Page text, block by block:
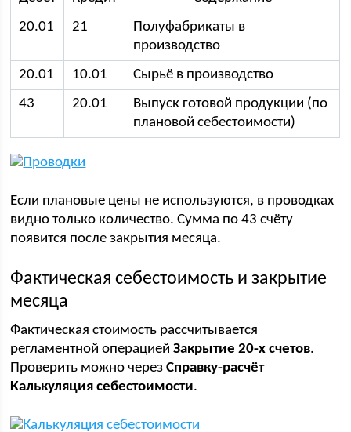
20.01
21
Полуфабрикаты в
производство
20.01
10.01
Сырьё в производство
43
20.01
Выпуск готовой продукции (по
плановой себестоимости)
Если плановые цены не используются, в проводках
видно только количество. Сумма по 43 счёту
появится после закрытия месяца.
Фактическая себестоимость и закрытие
месяца
Фактическая стоимость рассчитывается
регламентной операциейЗакрытие 20-х счетов.
Проверить можно черезСправку-расчёт
Калькуляция себестоимости.